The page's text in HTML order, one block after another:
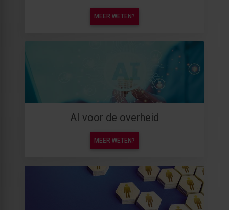
MEER WETEN?
AI voor de overheid
MEER WETEN?